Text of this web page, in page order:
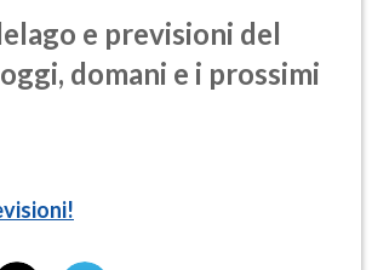
e previsioni del
domani e i prossimi